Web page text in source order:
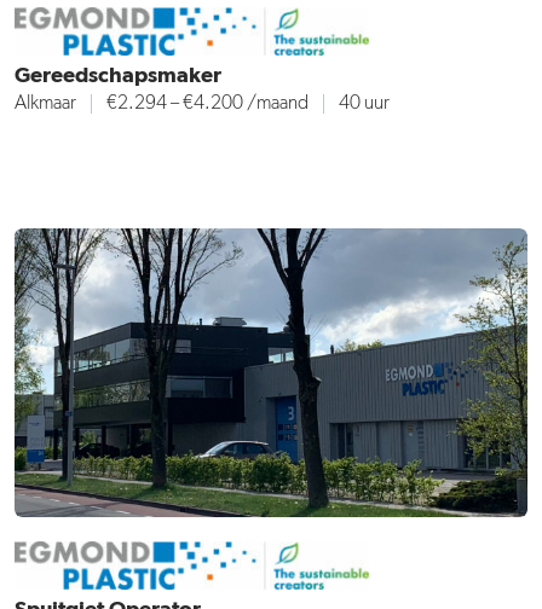
Gereedschapsmaker
Alkmaar €2.294 – €4.200/maand 40 uur